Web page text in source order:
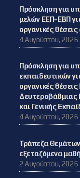
Πρόσκληση για
μελών ΕΕΠ-ΕΒΠ
οργανικές
4 Αυγούστου, 2026
Πρόσκληση για
εκπαιδευτικών
οργανικές
Δευτεροβάθμιας
και Γενικής
4 Αυγούστου, 2026
Τράπεζα
εξεταζόμενα
2 Αυγούστου, 2026